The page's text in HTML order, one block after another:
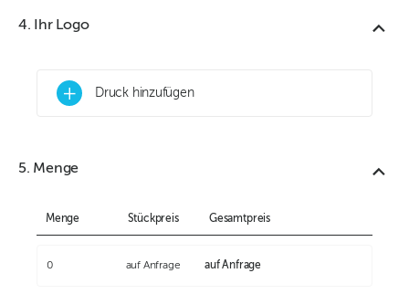
4. Ihr Logo
+ Druck hinzufügen
5. Menge
Menge Stückpreis Gesamtpreis
0 auf Anfrage auf Anfrage